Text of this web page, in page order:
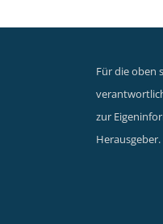
Für die oben
zur
Herausgeber.